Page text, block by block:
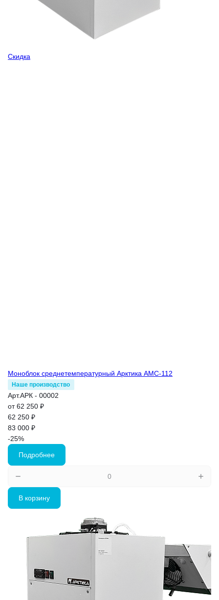
Скидка
Моноблок среднетемпературный Арктика АМС-112
Наше производство
Арт.АРК - 00002
от 62 250 ₽
62 250 ₽
83 000 ₽
-25%
Подробнее
В корзину